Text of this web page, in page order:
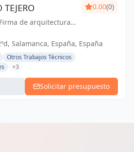
Firma de arquitectura
0.00(0)
Salamanca, España, España
Otros Trabajos Técnicos
+3
Solicitar presupuesto